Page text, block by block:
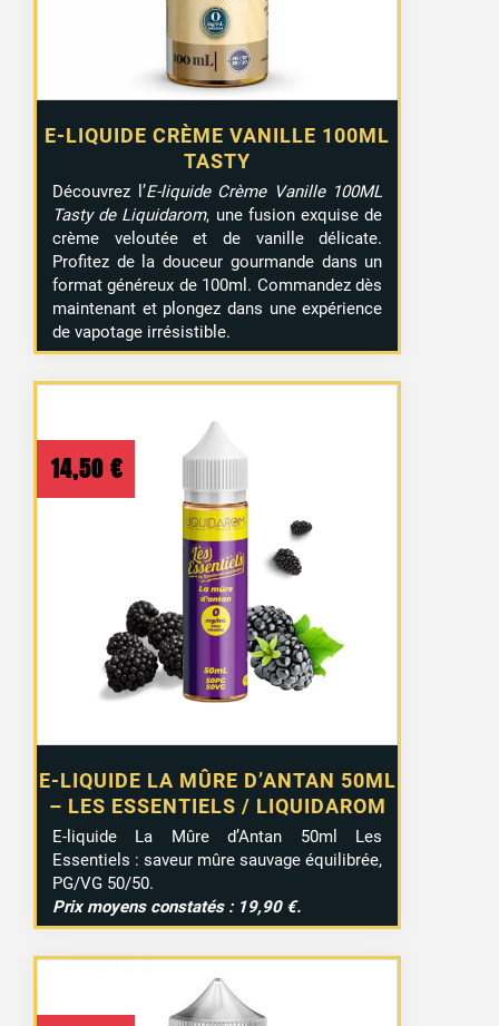
E-LIQUIDE CRÈME VANILLE 100ML
TASTY
Découvrez l’E-liquide Crème Vanille 100ML
Tasty de Liquidarom, une fusion exquise de
crème veloutée et de vanille délicate.
Profitez de la douceur gourmande dans un
format généreux de 100ml. Commandez dès
maintenant et plongez dans une expérience
de vapotage irrésistible.
E-LIQUIDE LA MÛRE D’ANTAN 50ML
– LES ESSENTIELS / LIQUIDAROM
14,50 €
E-liquide La Mûre d’Antan 50ml Les
Essentiels : saveur mûre sauvage équilibrée,
PG/VG 50/50.
Prix moyens constatés : 19,90 €.